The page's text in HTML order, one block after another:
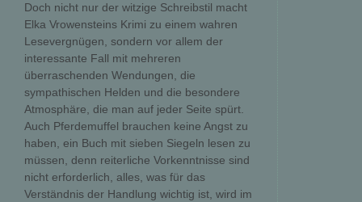
Doch nicht nur der witzige Schreibstil macht
Elka Vrowensteins Krimi zu einem wahren
Lesevergnügen, sondern vor allem der
interessante Fall mit mehreren
überraschenden Wendungen, die
sympathischen Helden und die besondere
Atmosphäre, die man auf jeder Seite spürt.
Auch Pferdemuffel brauchen keine Angst zu
haben, ein Buch mit sieben Siegeln lesen zu
müssen, denn reiterliche Vorkenntnisse sind
nicht erforderlich, alles, was für das
Verständnis der Handlung wichtig ist, wird im